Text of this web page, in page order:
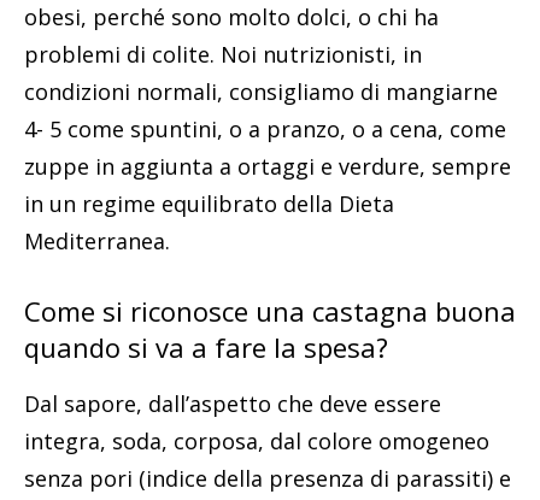
obesi, perché sono molto dolci, o chi ha
problemi di colite. Noi nutrizionisti, in
condizioni normali, consigliamo di mangiarne
4- 5 come spuntini, o a pranzo, o a cena, come
zuppe in aggiunta a ortaggi e verdure, sempre
in un regime equilibrato della Dieta
Mediterranea.
Come si riconosce una castagna buona
quando si va a fare la spesa?
Dal sapore, dall’aspetto che deve essere
integra, soda, corposa, dal colore omogeneo
senza pori (indice della presenza di parassiti) e